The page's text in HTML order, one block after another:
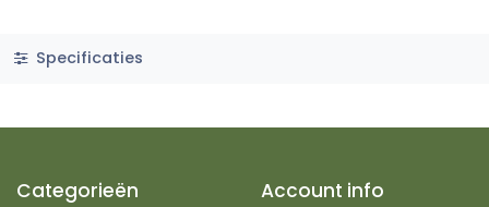
Specificaties
Categorieën Account info